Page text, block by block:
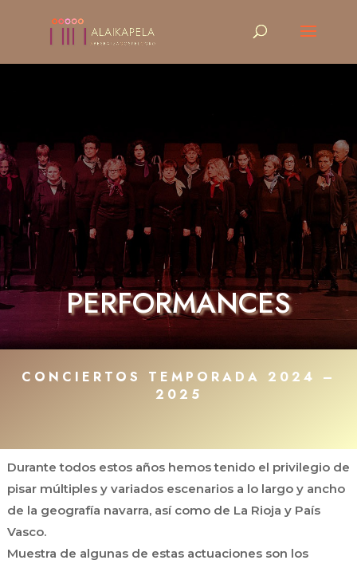
PERFORMANCES
CONCIERTOS TEMPORADA 2024 –
2025
Durante todos estos años hemos tenido el privilegio de
pisar múltiples y variados escenarios a lo largo y ancho
de la geografía navarra, así como de La Rioja y País
Vasco.
Muestra de algunas de estas actuaciones son los